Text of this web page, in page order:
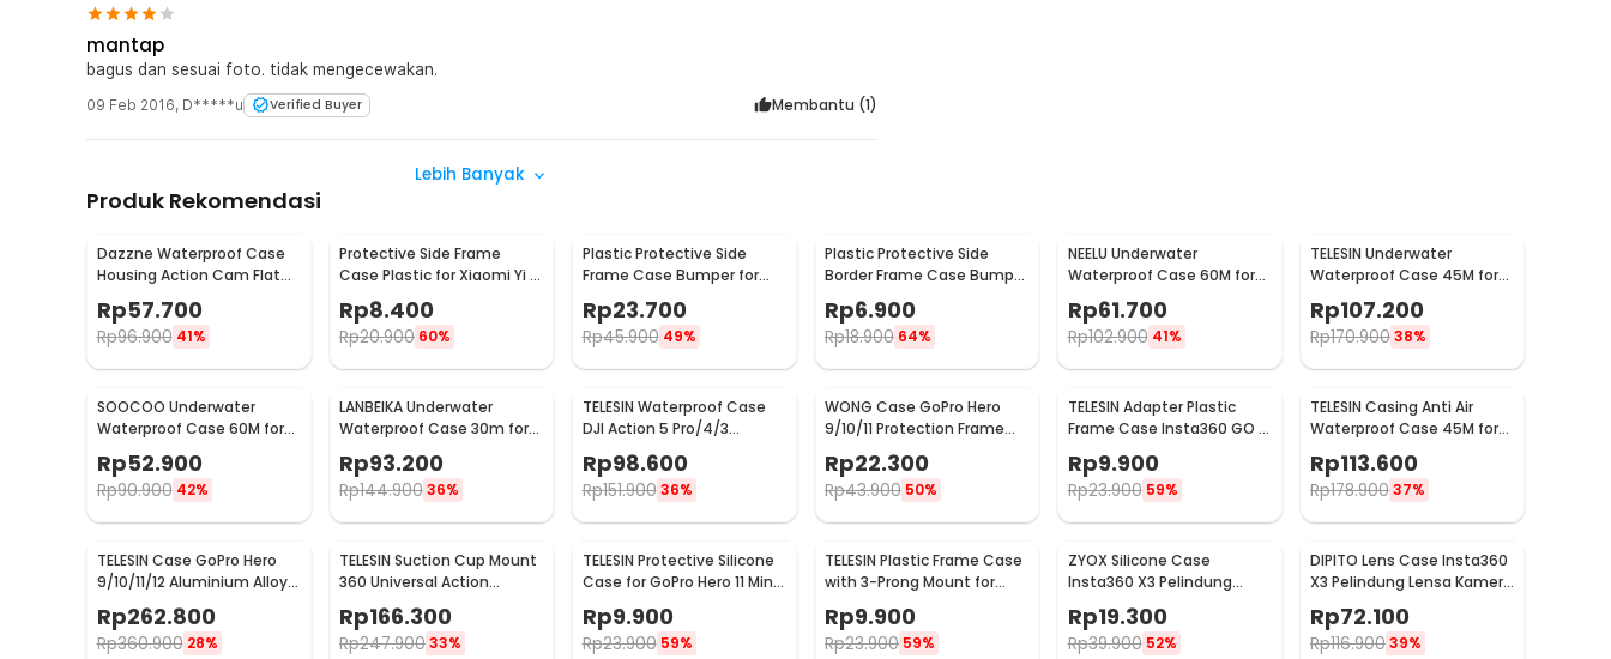
mantap
bagus dan sesuai foto. tidak mengecewakan.
09 Feb 2016, D*****u Verified Buyer Membantu (1)
Lebih Banyak
Produk Rekomendasi
Dazzne Waterproof Case
Housing Action Cam Flat
DZ-307
Rp57.700
Rp96.900 41%
Protective Side Frame
Case Plastic for Xiaomi Yi 2
4K/Lite/Discovery - A224
Rp8.400
Rp20.900 60%
Plastic Protective Side
Frame Case Bumper for
GoPro Hero 5/6/7 - XTG341
Rp23.700
Rp45.900 49%
Plastic Protective Side
Border Frame Case Bumper
GoPro Hero 3/3+/4 - GP04
Rp6.900
Rp18.900 64%
NEELU Underwater
Waterproof Case 60M for
GoPro Hero 8 - GP-08
Rp61.700
Rp102.900 41%
TELESIN Underwater
Waterproof Case 45M for
WTP-901
Rp107.200
Rp170.90038%
SOOCOO Underwater
Waterproof Case 60M for
901
Rp52.900
Rp90.900 42%
LANBEIKA Underwater
Waterproof Case 30m for
SJCAM C100
Rp93.200
Rp144.90036%
TELESIN Waterproof Case
DJI Action 5 Pro/4/3
Housing Kamera Anti Air -
OA-WTP-003
Rp98.600
Rp151.900 36%
WONG Case GoPro Hero
9/10/11 Protection Frame
with Cold Shoe - W-G9
Rp22.300
Rp43.900 50%
TELESIN Adapter Plastic
Frame Case Insta360 GO 3
CFR-003
Rp9.900
Rp23.900 59%
TELESIN Casing Anti Air
Waterproof Case 45M for
GoPro Hero 12/11/10/9 - GP-
WTP-905
Rp113.600
Rp178.90037%
TELESIN Case GoPro Hero
9/10/11/12 Aluminium Alloy
Protective Housing - GP-
FMS-G11-TZ
Rp262.800
Rp360.900 28%
TELESIN Suction Cup Mount
360 Universal Action
Camera for GoPro Xiaomi -
TE-SUC-012
Rp166.300
Rp247.90033%
TELESIN Protective Silicone
Case for GoPro Hero 11 Mini
Rp9.900
Rp23.900 59%
TELESIN Plastic Frame Case
with 3-Prong Mount for
002
Rp9.900
Rp23.900 59%
ZYOX Silicone Case
Insta360 X3 Pelindung
Kamera Silikon Shockproof
- ZY-03
Rp19.300
Rp39.900 52%
DIPITO Lens Case Insta360
X3 Pelindung Lensa Kamera
Rp72.100
Rp116.90039%